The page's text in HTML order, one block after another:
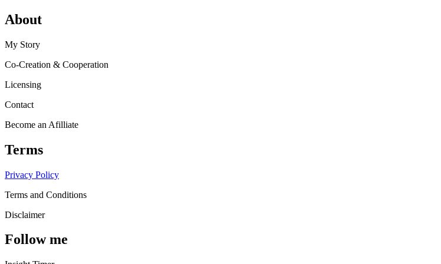
About
My Story
Co-Creation & Cooperation
Licensing
Contact
Become an Afilliate
Terms
Privacy Policy
Terms and Conditions
Disclaimer
Follow me